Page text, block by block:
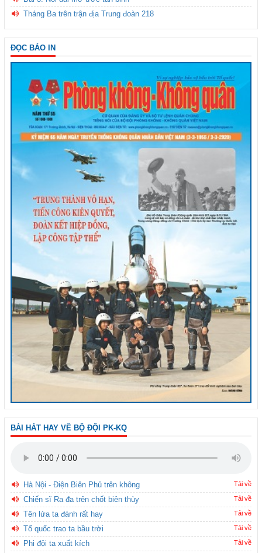
Tháng Ba trên trận địa Trung đoàn 218
ĐỌC BÁO IN
BÀI HÁT HAY VỀ BỘ ĐỘI PK-KQ
Hà Nội - Điện Biên Phủ trên không Tải về
Chiến sĩ Ra đa trên chốt biên thùy Tải về
Tên lửa ta đánh rất hay Tải về
Tổ quốc trao ta bầu trời Tải về
Phi đội ta xuất kích Tải về